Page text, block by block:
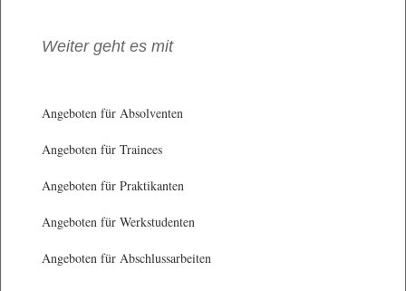
Weiter geht es mit
Angeboten für Absolventen
Angeboten für Trainees
Angeboten für Praktikanten
Angeboten für Werkstudenten
Angeboten für Abschlussarbeiten